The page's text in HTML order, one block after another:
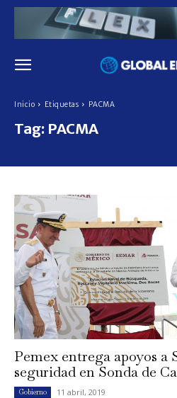
Inicio Etiquetas PACMA
Tag: PACMA
Pemex entrega apoyos a
seguridad en Sonda de
Gobierno 11 abril, 2019